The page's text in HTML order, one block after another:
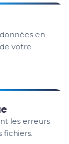
en
votre
les erreurs
fichiers.